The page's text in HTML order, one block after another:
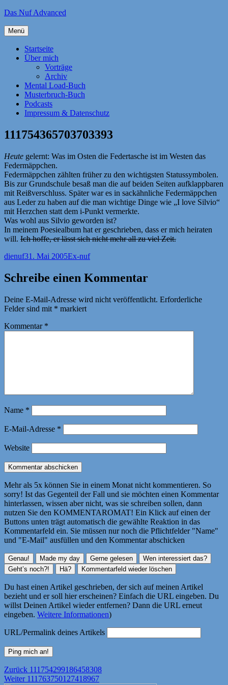
Zum
springen
Das Nuf Advanced
Menü
Startseite
Über mich
Vorträge
Archiv
Mental Load-Buch
Musterbruch-Buch
Podcasts
Impressum & Datenschutz
111754365703703393
Heute gelernt: Was im Osten die Federtasche ist im Westen das
Federmäppchen.
Federmäppchen zählten früher zu den wichtigsten Statussymbolen.
Bis zur Grundschule besaß man die auf beiden Seiten aufklappbaren
mit Reißverschluss. Später war es in sackähnliche Federmäppchen
aus Leder zu haben auf die man wichtige Dinge wie „I love Silvio“
mit Herzchen statt dem i-Punkt vermerkte.
Was wohl aus Silvio geworden ist?
In meinem Poesiealbum hat er geschrieben, dass er mich heiraten
will. Ich hoffe, er lässt sich nicht mehr all zu viel Zeit.
Autor
dienufVeröffentlicht
31. Mai 2005Kategorien
Ex-nuf
Schreibe einen Kommentar
Deine E-Mail-Adresse wird nicht veröffentlicht. Erforderliche
Felder sind mit * markiert
Kommentar *
Name *
E-Mail-Adresse *
Website
Mehr als 5x können Sie in einem Monat nicht kommentieren. So
sorry! Ist das Gegenteil der Fall und sie möchten einen Kommentar
hinterlassen, wissen aber nicht, was sie schreiben sollen, dann
nutzen Sie den KOMMENTAROMAT! Ein Klick auf einen der
Buttons unten trägt automatisch die gewählte Reaktion in das
Kommentarfeld ein. Sie müssen nur noch die Pflichtfelder "Name"
und "E-Mail" ausfüllen und den Kommentar abschicken
Du hast einen Artikel geschrieben, der sich auf meinen Artikel
bezieht und er soll hier erscheinen? Einfach die URL eingeben. Du
willst Deinen Artikel wieder entfernen? Dann die URL erneut
eingeben. Weitere Informationen)
URL/Permalink deines Artikels
Beitragsnavigation
Zurück Vorheriger
Beitrag:
111754299186458308
Weiter Nächster
111763750127418967